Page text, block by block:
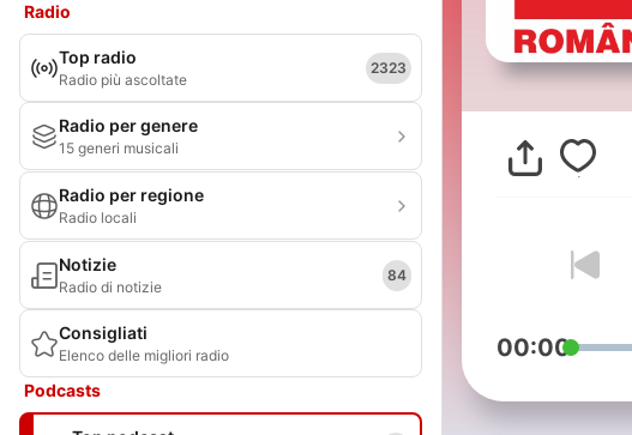
Radio
Top radio
Radio più ascoltate
2323
Radio per genere
15 generi musicali
Radio per regione
Radio locali
Notizie
Radio di notizie
84
Consigliati
Elenco delle migliori radio
Podcasts
00:00